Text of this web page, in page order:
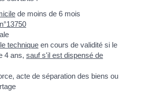
de moins de 6 mois
techniqueen cours de validité si le
4 ans, sauf s'il est dispensé de
acte de séparation des biens ou